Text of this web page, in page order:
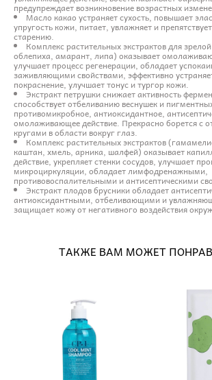
предупреждает возникновение возрастных
Масло какао устраняет сухость, повышает
упругость кожи, питает, увлажняет и
старению.
Комплекс растительных экстрактов для
облепиха, амарант, липа) оказывает
улучшает процесс регенерации, обладает
заживляющими свойствами, эффективно
покраснение, улучшает тонус и тургор кожи.
Экстракт петрушки снижает активность
способствует отбеливанию веснушек и
противомикробное, антиоксидантное,
омолаживающее действие. Прекрасно борется с
кругами в области вокруг глаз.
Комплекс растительных экстрактов
каштан, хмель, арника, шалфей) оказывает
действие, укрепляет стенки сосудов, улучшает
микроциркуляции, обладает лимфодренажными,
противовоспалительными и антисептическими
Экстракт плодов брусники обладает
антиоксидантными, отбеливающими и
защищает кожу от негативного воздействия
ТАКЖЕ ВАМ МОЖЕТ